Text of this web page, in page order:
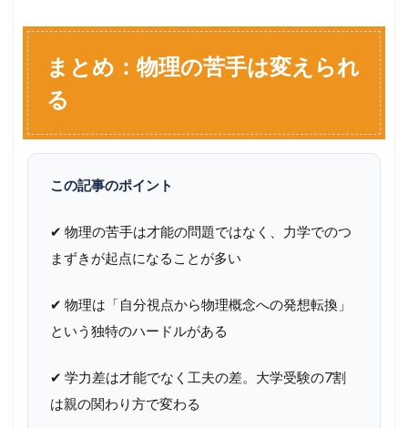
まとめ：物理の苦手は変えられ
る
この記事のポイント
✔ 物理の苦手は才能の問題ではなく、力学でのつ
まずきが起点になることが多い
✔ 物理は「自分視点から物理概念への発想転換」
という独特のハードルがある
✔ 学力差は才能でなく工夫の差。大学受験の7割
は親の関わり方で変わる